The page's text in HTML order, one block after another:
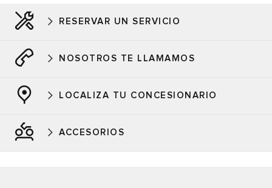
RESERVAR UN SERVICIO
NOSOTROS TE LLAMAMOS
LOCALIZA TU CONCESIONARIO
ACCESORIOS